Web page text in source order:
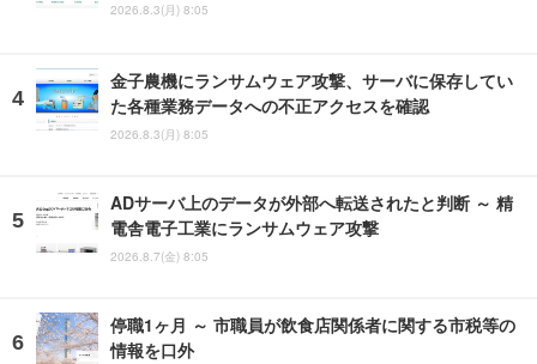
2026.8.3(月) 8:05
金子農機にランサムウェア攻撃、サーバに保存してい
た各種業務データへの不正アクセスを確認
2026.8.3(月) 8:05
ADサーバ上のデータが外部へ転送されたと判断 ～ 精
電舎電子工業にランサムウェア攻撃
2026.8.7(金) 8:05
停職1ヶ月 ～ 市職員が飲食店関係者に関する市税等の
情報を口外